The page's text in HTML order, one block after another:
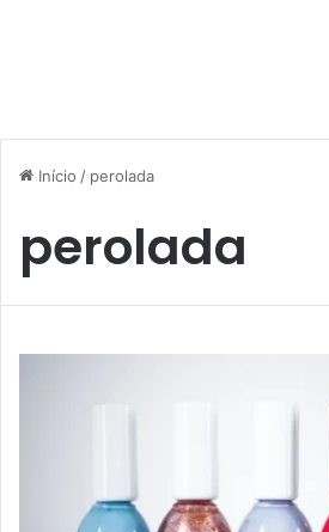
Início / perolada
perolada